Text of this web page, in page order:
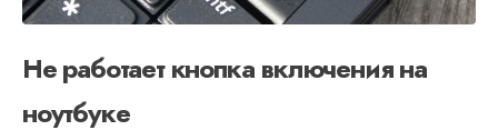
Не работает кнопка включения на
ноутбуке